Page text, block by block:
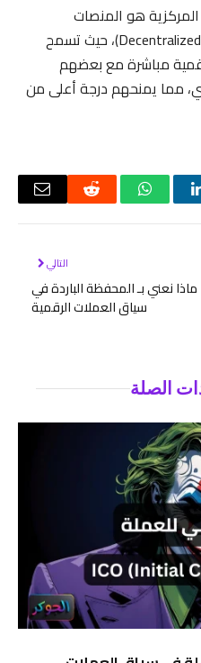
المركزية هو المنصات
اللامركزية (Decentralized Exchanges – DEXs)، حيث تسمح
مباشرة مع بعضهم
مما يمنحهم درجة أعلى من
لينكدإن واتسابرديت
البريد
التالي
ماذا نعني بـ المحفظة الباردة في
سياق العملات الرقمية
الصلة